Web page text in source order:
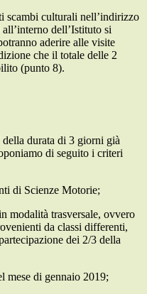
scambi culturali nell’indirizzo
dell’Istituto si
aderire alle visite
che il totale delle 2
(punto 8).
durata di 3 giorni già
di seguito i criteri
di Scienze Motorie;
modalità trasversale, ovvero
da classi differenti,
dei 2/3 della
mese di gennaio 2019;